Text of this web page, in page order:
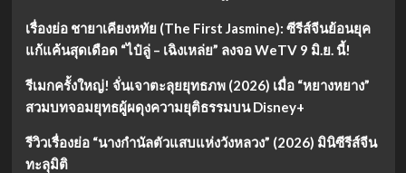
เรื่องย่อ ชายาเคียงหทัย (The First Jasmine): ซีรีส์จีนย้อนยุค
แก้แค้นสุดเดือด “ไป๋ลู่ – เฉิงเหล่ย” ลงจอ WeTV 9 มิ.ย. นี้!
รีเมกครั้งใหญ่! จั่นเจาตะลุยยุทธภพ (2026) เมื่อ “หยางหยาง”
สวมบทจอมยุทธผู้ผดุงความยุติธรรมบน Disney+
รีวิวเรื่องย่อ “นางกำนัลตัวแสบแห่งวังหลวง” (2026) มินิซีรีส์จีน
ทะลุมิติ